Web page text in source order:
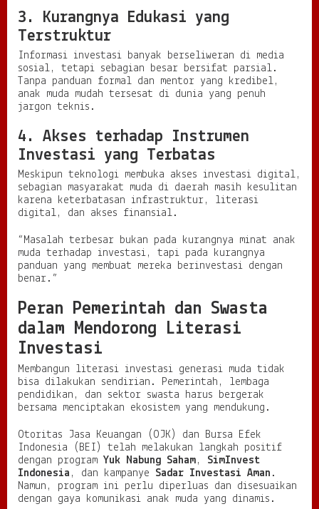
3. Kurangnya Edukasi yang
Terstruktur
Informasi investasi banyak berseliweran di media
sosial, tetapi sebagian besar bersifat parsial.
Tanpa panduan formal dan mentor yang kredibel,
anak muda mudah tersesat di dunia yang penuh
jargon teknis.
4. Akses terhadap Instrumen
Investasi yang Terbatas
Meskipun teknologi membuka akses investasi digital,
sebagian masyarakat muda di daerah masih kesulitan
karena keterbatasan infrastruktur, literasi
digital, dan akses finansial.
“Masalah terbesar bukan pada kurangnya minat anak
muda terhadap investasi, tapi pada kurangnya
panduan yang membuat mereka berinvestasi dengan
benar.”
Peran Pemerintah dan Swasta
dalam Mendorong Literasi
Investasi
Membangun literasi investasi generasi muda tidak
bisa dilakukan sendirian. Pemerintah, lembaga
pendidikan, dan sektor swasta harus bergerak
bersama menciptakan ekosistem yang mendukung.
Otoritas Jasa Keuangan (OJK) dan Bursa Efek
Indonesia (BEI) telah melakukan langkah positif
dengan program Yuk Nabung Saham, SimInvest
Indonesia , dan kampanye Sadar Investasi Aman .
Namun, program ini perlu diperluas dan disesuaikan
dengan gaya komunikasi anak muda yang dinamis.